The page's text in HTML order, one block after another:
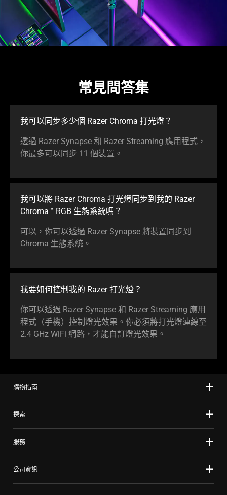
常見問答集
我可以同步多少個 Razer Chroma 打光燈？
透過 Razer Synapse 和 Razer Streaming 應用程式，
你最多可以同步 11 個裝置。
我可以將 Razer Chroma 打光燈同步到我的 Razer
Chroma™ RGB 生態系統嗎？
可以，你可以透過 Razer Synapse 將裝置同步到
Chroma 生態系統。
我要如何控制我的 Razer 打光燈？
你可以透過 Razer Synapse 和 Razer Streaming 應用
程式（手機）控制燈光效果。你必須將打光燈連線至
2.4 GHz WiFi 網路，才能自訂燈光效果。
購物指南
探索
服務
公司資訊